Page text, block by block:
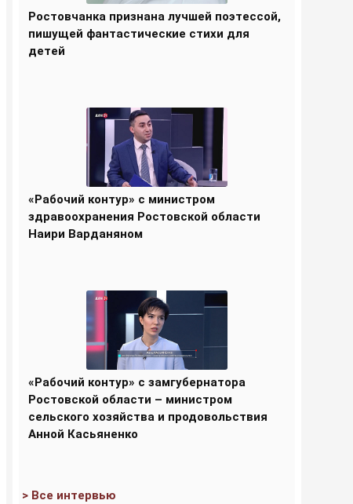
Ростовчанка признана лучшей поэтессой,
пишущей фантастические стихи для
детей
«Рабочий контур» с министром
здравоохранения Ростовской области
Наири Варданяном
«Рабочий контур» с замгубернатора
Ростовской области – министром
сельского хозяйства и продовольствия
Анной Касьяненко
> Все интервью